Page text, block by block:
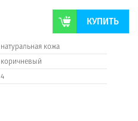
КУПИТЬ
натуральная кожа
коричневый
4